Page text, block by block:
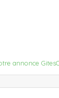
annonce